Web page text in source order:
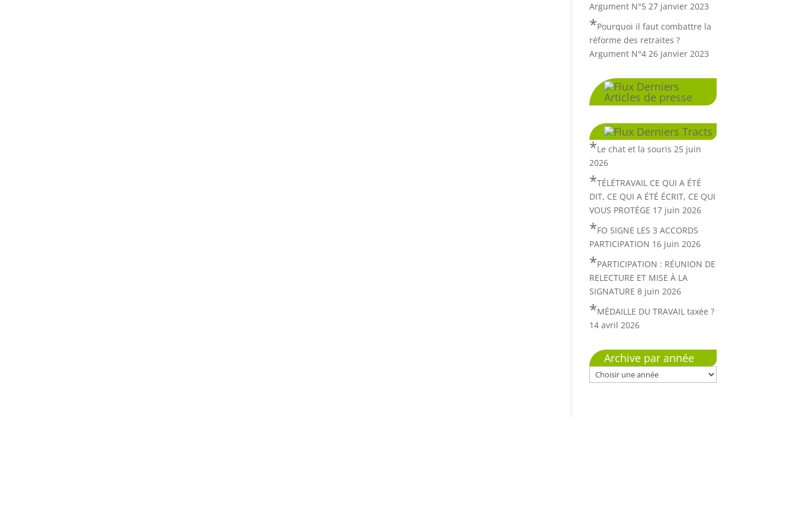
Argument N°5 27 janvier 2023
Pourquoi il faut combattre la
réforme des retraites ?
Argument N°4 26 janvier 2023
Derniers
Articles de presse
Derniers Tracts
Le chat et la souris 25 juin
2026
TÉLÉTRAVAIL CE QUI A ÉTÉ
DIT, CE QUI A ÉTÉ ÉCRIT, CE QUI
VOUS PROTÈGE 17 juin 2026
FO SIGNE LES 3 ACCORDS
PARTICIPATION 16 juin 2026
PARTICIPATION : RÉUNION DE
RELECTURE ET MISE À LA
SIGNATURE 8 juin 2026
MÉDAILLE DU TRAVAIL taxée ?
14 avril 2026
Archive par année